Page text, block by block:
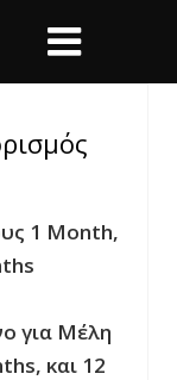
1 Month,
για Μέλη
και 12